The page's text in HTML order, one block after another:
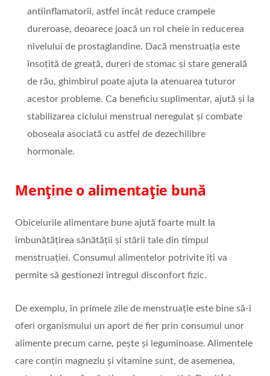
antiinflamatorii, astfel încât reduce crampele
dureroase, deoarece joacă un rol cheie în reducerea
nivelului de prostaglandine. Dacă menstruația este
însoțită de greață, dureri de stomac și stare generală
de rău, ghimbirul poate ajuta la atenuarea tuturor
acestor probleme. Ca beneficiu suplimentar, ajută și la
stabilizarea ciclului menstrual neregulat și combate
oboseala asociată cu astfel de dezechilibre
hormonale.
Menține o alimentație bună
Obiceiurile alimentare bune ajută foarte mult la
îmbunătățirea sănătății și stării tale din timpul
menstruației. Consumul alimentelor potrivite îți va
permite să gestionezi întregul disconfort fizic.
De exemplu, în primele zile de menstruație este bine să-i
oferi organismului un aport de fier prin consumul unor
alimente precum carne, pește și leguminoase. Alimentele
care conțin magneziu și vitamine sunt, de asemenea,